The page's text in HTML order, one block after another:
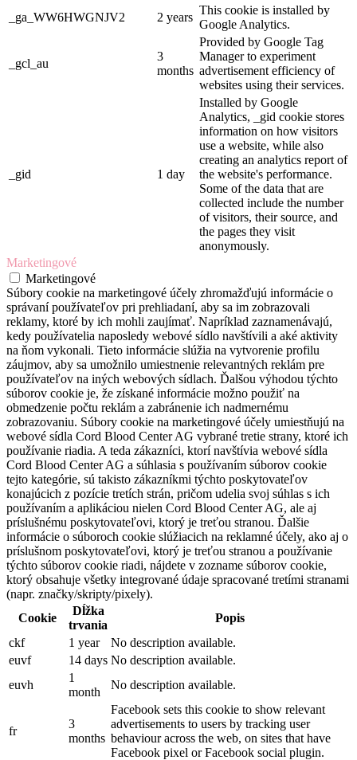
_ga_WW6HWGNJV2
2 years
This cookie is installed by
Google Analytics.
_gcl_au
3
months
Provided by Google Tag
Manager to experiment
advertisement efficiency of
websites using their services.
_gid 1 day
Installed by Google
Analytics, _gid cookie stores
information on how visitors
use a website, while also
creating an analytics report of
the website's performance.
Some of the data that are
collected include the number
of visitors, their source, and
the pages they visit
anonymously.
Marketingové
Marketingové
Súbory cookie na marketingové účely zhromažďujú informácie o
správaní používateľov pri prehliadaní, aby sa im zobrazovali
reklamy, ktoré by ich mohli zaujímať. Napríklad zaznamenávajú,
kedy používatelia naposledy webové sídlo navštívili a aké aktivity
na ňom vykonali. Tieto informácie slúžia na vytvorenie profilu
záujmov, aby sa umožnilo umiestnenie relevantných reklám pre
používateľov na iných webových sídlach. Ďalšou výhodou týchto
súborov cookie je, že získané informácie možno použiť na
obmedzenie počtu reklám a zabránenie ich nadmernému
zobrazovaniu. Súbory cookie na marketingové účely umiestňujú na
webové sídla Cord Blood Center AG vybrané tretie strany, ktoré ich
používanie riadia. A teda zákazníci, ktorí navštívia webové sídla
Cord Blood Center AG a súhlasia s používaním súborov cookie
tejto kategórie, sú takisto zákazníkmi týchto poskytovateľov
konajúcich z pozície tretích strán, pričom udelia svoj súhlas s ich
používaním a aplikáciou nielen Cord Blood Center AG, ale aj
príslušnému poskytovateľovi, ktorý je treťou stranou. Ďalšie
informácie o súboroch cookie slúžiacich na reklamné účely, ako aj o
príslušnom poskytovateľovi, ktorý je treťou stranou a používanie
týchto súborov cookie riadi, nájdete v zozname súborov cookie,
ktorý obsahuje všetky integrované údaje spracované tretími stranami
(napr. značky/skripty/pixely).
Cookie
Dĺžka
trvania
Popis
ckf
1 year
No description available.
euvf
14 days No description available.
euvh
1
month
No description available.
fr
3
months
Facebook sets this cookie to show relevant
advertisements to users by tracking user
behaviour across the web, on sites that have
Facebook pixel or Facebook social plugin.